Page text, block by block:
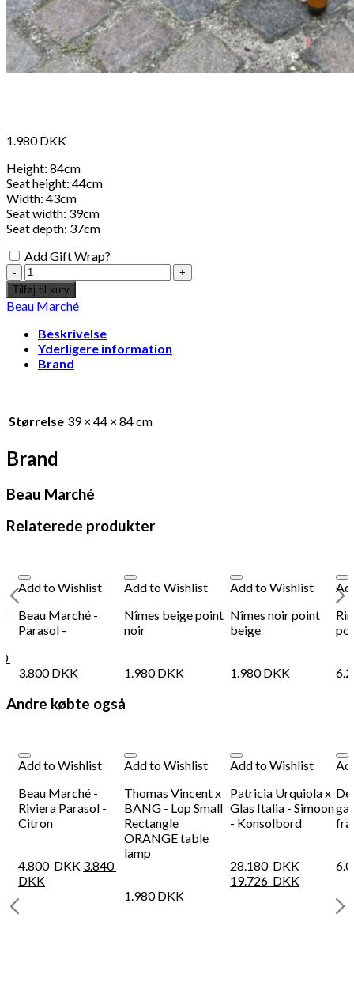
1.980DKK
Height: 84cm
Seat height: 44cm
Width: 43cm
Seat width: 39cm
Seat depth: 37cm
Add Gift Wrap?
Nîmes
beige
point
beige
antal
Tilføj til kurv
Beau Marché
Beskrivelse
Yderligere information
Brand
Størrelse 39 × 44 × 84 cm
Brand
Beau Marché
Relaterede produkter
Add to Wishlist
Beau Marché -
Parasol -
3.800DKK
Add to Wishlist
Nîmes beige point
noir
1.980DKK
Add to Wishlist
Nîmes noir point
beige
1.980DKK
Andre købte også
Add to Wishlist
Beau Marché -
Riviera Parasol -
Citron
4.800DKK 3.840
DKK
Add to Wishlist
Thomas Vincent x
BANG - Lop Small
Rectangle
ORANGE table
lamp
1.980DKK
Add to Wishlist
Patricia Urquiola x
Glas Italia - Simoon
- Konsolbord
28.180DKK
19.726 DKK